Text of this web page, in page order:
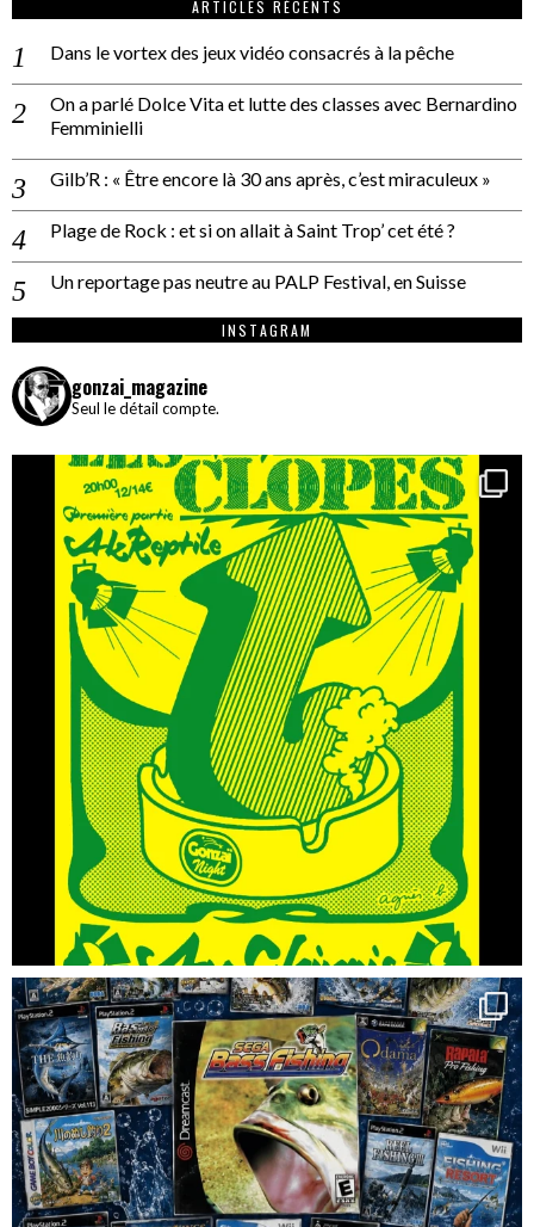
ARTICLES RÉCENTS
Dans le vortex des jeux vidéo consacrés à la pêche
On a parlé Dolce Vita et lutte des classes avec Bernardino
Femminielli
Gilb’R : « Être encore là 30 ans après, c’est miraculeux »
Plage de Rock : et si on allait à Saint Trop’ cet été ?
Un reportage pas neutre au PALP Festival, en Suisse
INSTAGRAM
gonzai_magazine
Seul le détail compte.